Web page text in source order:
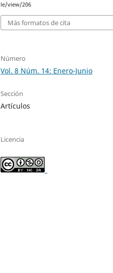
le/view/206
Más formatos de cita
Número
Vol. 8 Núm. 14: Enero-Junio
Sección
Artículos
Licencia